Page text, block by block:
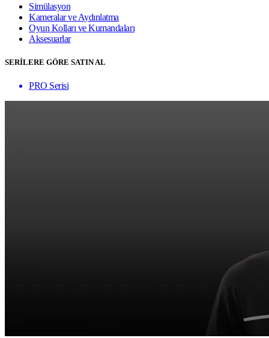
Simülasyon
Kameralar ve Aydınlatma
Oyun Kolları ve Kumandaları
Aksesuarlar
SERİLERE GÖRE SATIN AL
PRO Serisi